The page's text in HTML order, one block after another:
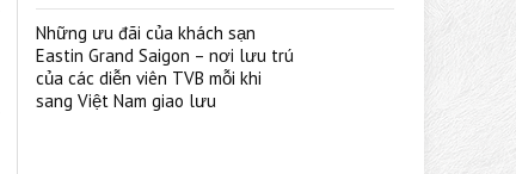
Những ưu đãi của khách sạn
Eastin Grand Saigon – nơi lưu trú
của các diễn viên TVB mỗi khi
sang Việt Nam giao lưu